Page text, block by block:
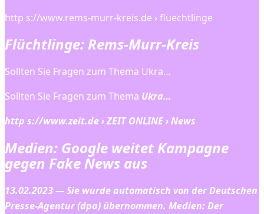
http s://www.rems-murr-kreis.de › fluechtlinge
Flüchtlinge: Rems-Murr-Kreis
Sollten Sie Fragen zum Thema Ukra…
Sollten Sie Fragen zum Thema Ukra…
http s://www.zeit.de › ZEIT ONLINE › News
Medien: Google weitet Kampagne
gegen Fake News aus
13.02.2023 — Sie wurde automatisch von der Deutschen
Presse-Agentur (dpa) übernommen. Medien: Der